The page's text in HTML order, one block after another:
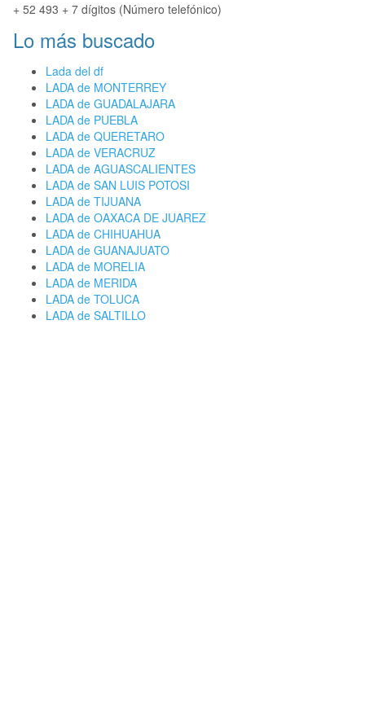
+ 52 493 + 7 dígitos (Número telefónico)
Lo más buscado
Lada del df
LADA de MONTERREY
LADA de GUADALAJARA
LADA de PUEBLA
LADA de QUERETARO
LADA de VERACRUZ
LADA de AGUASCALIENTES
LADA de SAN LUIS POTOSI
LADA de TIJUANA
LADA de OAXACA DE JUAREZ
LADA de CHIHUAHUA
LADA de GUANAJUATO
LADA de MORELIA
LADA de MERIDA
LADA de TOLUCA
LADA de SALTILLO